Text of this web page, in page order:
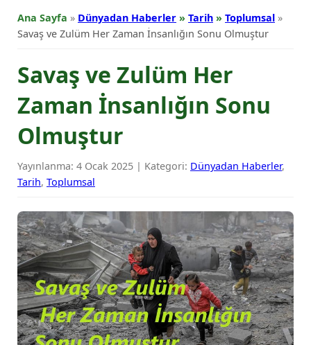
Ana Sayfa » Dünyadan Haberler » Tarih » Toplumsal »
Savaş ve Zulüm Her Zaman İnsanlığın Sonu Olmuştur
Savaş ve Zulüm Her
Zaman İnsanlığın Sonu
Olmuştur
Yayınlanma: 4 Ocak 2025 | Kategori: Dünyadan Haberler,
Tarih, Toplumsal